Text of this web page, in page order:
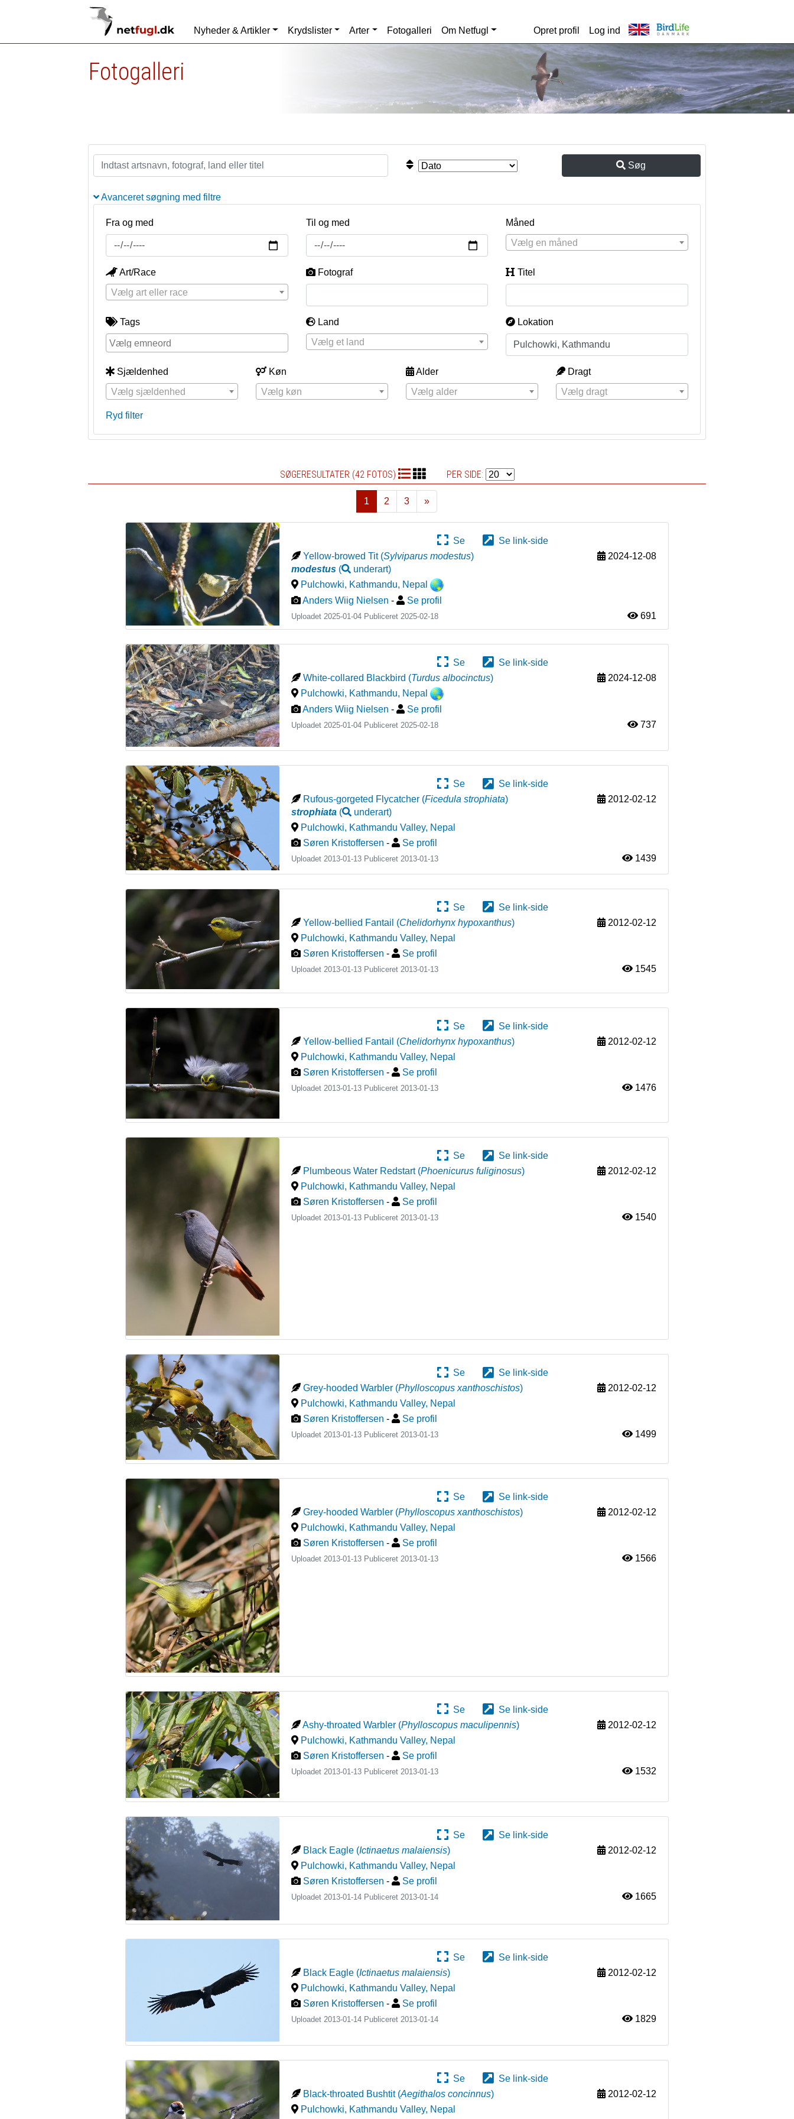
Nyheder & Artikler Krydslister Arter Fotogalleri Om Netfugl Opret profil Log ind
Fotogalleri
Søg
Avanceret søgning med filtre
Fra og med Til og med
Måned
Vælg en måned
Art/Race
Vælg art eller race
Fotograf Titel
Tags
Land
Vælg et land
Lokation
Sjældenhed
Vælg sjældenhed
Køn
Vælg køn
Alder
Vælg alder
Dragt
Vælg dragt
Ryd filter
SØGERESULTATER (42 FOTOS) PER SIDE:
1 2 3
»
Næste
Se
Se link-side
Yellow-browed Tit (Sylviparus modestus)
modestus ( underart)
2024-12-08
Pulchowki, Kathmandu, Nepal
Anders Wiig Nielsen - Se profil
Uploadet 2025-01-04 Publiceret2025-02-18 691
Se
Se link-side
White-collared Blackbird (Turdus albocinctus)
2024-12-08
Pulchowki, Kathmandu, Nepal
Anders Wiig Nielsen - Se profil
Uploadet 2025-01-04 Publiceret 2025-02-18 737
Se
Se link-side
Rufous-gorgeted Flycatcher (Ficedula strophiata)
strophiata ( underart)
2012-02-12
Pulchowki, Kathmandu Valley, Nepal
Søren Kristoffersen - Se profil
Uploadet 2013-01-13 Publiceret2013-01-13 1439
Se
Se link-side
Yellow-bellied Fantail (Chelidorhynx hypoxanthus)
2012-02-12
Pulchowki, Kathmandu Valley, Nepal
Søren Kristoffersen - Se profil
Uploadet 2013-01-13 Publiceret2013-01-13 1545
Se
Se link-side
Yellow-bellied Fantail (Chelidorhynx hypoxanthus)
2012-02-12
Pulchowki, Kathmandu Valley, Nepal
Søren Kristoffersen - Se profil
Uploadet 2013-01-13 Publiceret 2013-01-13 1476
Se
Se link-side
Plumbeous Water Redstart (Phoenicurus fuliginosus)
2012-02-12
Pulchowki, Kathmandu Valley, Nepal
Søren Kristoffersen - Se profil
Uploadet 2013-01-13 Publiceret2013-01-13 1540
Se
Se link-side
Grey-hooded Warbler (Phylloscopus xanthoschistos)
2012-02-12
Pulchowki, Kathmandu Valley, Nepal
Søren Kristoffersen - Se profil
Uploadet 2013-01-13 Publiceret2013-01-13 1499
Se
Se link-side
Grey-hooded Warbler (Phylloscopus xanthoschistos)
2012-02-12
Pulchowki, Kathmandu Valley, Nepal
Søren Kristoffersen - Se profil
Uploadet 2013-01-13 Publiceret2013-01-13 1566
Se
Se link-side
Ashy-throated Warbler (Phylloscopus maculipennis)
2012-02-12
Pulchowki, Kathmandu Valley, Nepal
Søren Kristoffersen - Se profil
Uploadet 2013-01-13 Publiceret2013-01-13 1532
Se
Se link-side
Black Eagle (Ictinaetus malaiensis)
2012-02-12
Pulchowki, Kathmandu Valley, Nepal
Søren Kristoffersen - Se profil
Uploadet 2013-01-14 Publiceret2013-01-14 1665
Se
Se link-side
Black Eagle (Ictinaetus malaiensis)
2012-02-12
Pulchowki, Kathmandu Valley, Nepal
Søren Kristoffersen - Se profil
Uploadet 2013-01-14 Publiceret 2013-01-14 1829
Se
Se link-side
Black-throated Bushtit (Aegithalos concinnus)
2012-02-12
Pulchowki, Kathmandu Valley, Nepal